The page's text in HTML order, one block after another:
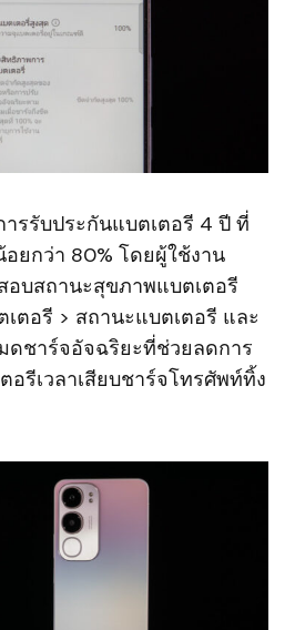
รรับประกันแบตเตอรี 4 ปี ที่
ยกว่า 80% โดยผู้ใช้งาน
อบสถานะสุขภาพแบตเตอรี
ตอรี > สถานะแบตเตอรี และ
ดชาร์จอัจฉริยะที่ช่วยลดการ
อรีเวลาเสียบชาร์จโทรศัพท์ทิ้ง